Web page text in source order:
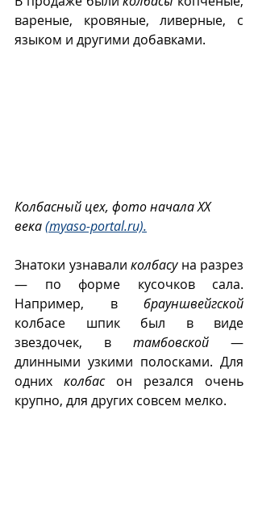
вареные, кровяные, ливерные, с
языком и другими добавками.
Колбасный цех, фото начала ХХ
века (myaso-portal.ru).
Знатоки узнавали колбасу на разрез
— по форме кусочков сала.
Например, в брауншвейгской
колбасе шпик был в виде
звездочек, в тамбовской —
длинными узкими полосками. Для
одних колбас он резался очень
крупно, для других совсем мелко.